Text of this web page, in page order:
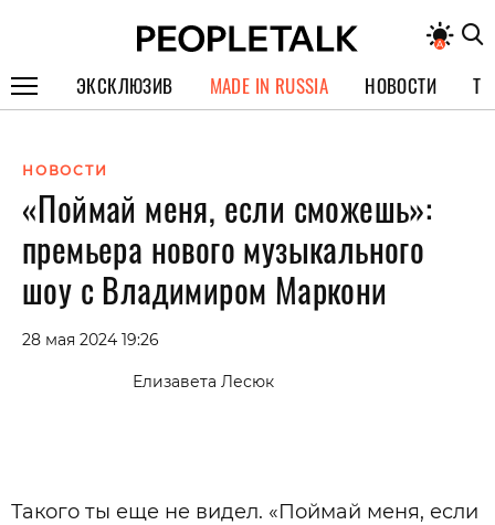
ЭКСКЛЮЗИВ
СПЕЦПРОЕКТЫ
ИНТЕРВЬЮ
ПОКОЛЕНИЕ
MADE IN RUSSIA НОВОСТИ
НОВОСТИ
«Поймай меня, если сможешь»:
премьера нового музыкального
шоу с Владимиром Маркони
28 мая 2024 19:26
Елизавета Лесюк
Такого ты еще не видел. «Поймай меня, если